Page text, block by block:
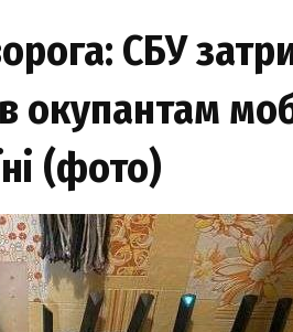
СБУ
окупантам
(фото)